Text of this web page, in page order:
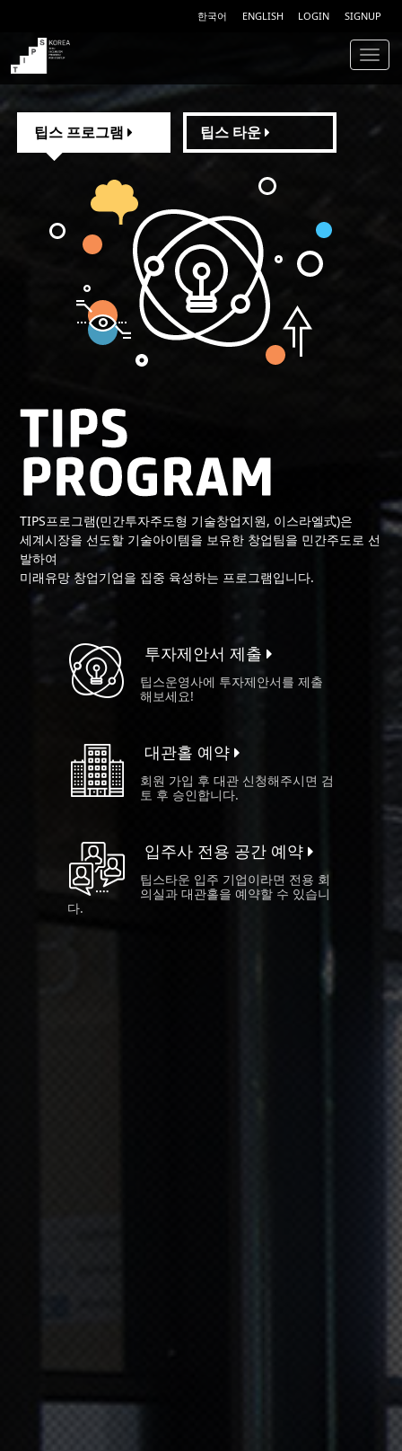
한국어 ENGLISH LOGIN SIGNUP
TIPS
팁스 프로그램 팁스 타운
TIPS프로그램(민간투자주도형 기술창업지원, 이스라엘式)은
세계시장을 선도할 기술아이템을 보유한 창업팀을 민간주도로 선
발하여
미래유망 창업기업을 집중 육성하는 프로그램입니다.
투자제안서 제출
팁스운영사에 투자제안서를 제출
해보세요!
대관홀 예약
회원 가입 후 대관 신청해주시면 검
토 후 승인합니다.
입주사 전용 공간 예약
팁스타운 입주 기업이라면 전용 회
의실과 대관홀을 예약할 수 있습니
다.